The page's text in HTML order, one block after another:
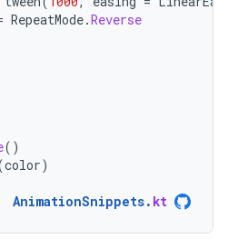
RepeatMode.Reverse
()
color)
AnimationSnippets. kt